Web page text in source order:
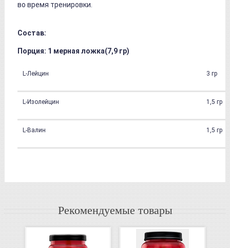
во время тренировки.
Состав:
Порция: 1 мерная ложка(7,9 гр)
L-Лейцин 3 гр
L-Изолейцин 1,5 гр
L-Валин 1,5 гр
Рекомендуемые товары